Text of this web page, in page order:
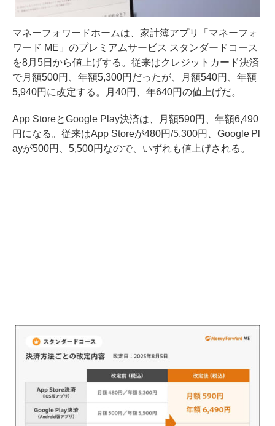
マネーフォワードホームは、家計簿アプリ「マネーフォ
ワード ME」のプレミアムサービス スタンダードコース
を8月5日から値上げする。従来はクレジットカード決済
で月額500円、年額5,300円だったが、月額540円、年額
5,940円に改定する。月40円、年640円の値上げだ。
App StoreとGoogle Play決済は、月額590円、年額6,490
円になる。従来はApp Storeが480円/5,300円、Google Pl
ayが500円、5,500円なので、いずれも値上げされる。